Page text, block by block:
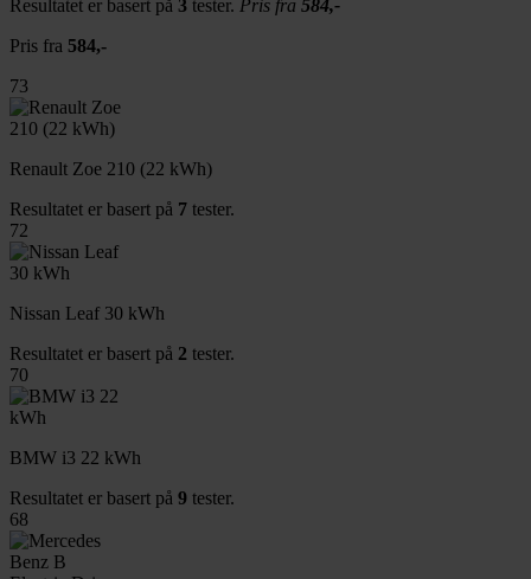
Resultatet er basert på 3 tester. Pris fra 584,-
Pris fra 584,-
73
Renault Zoe 210 (22 kWh)
Resultatet er basert på 7 tester.
72
Nissan Leaf 30 kWh
Resultatet er basert på 2 tester.
70
BMW i3 22 kWh
Resultatet er basert på 9 tester.
68